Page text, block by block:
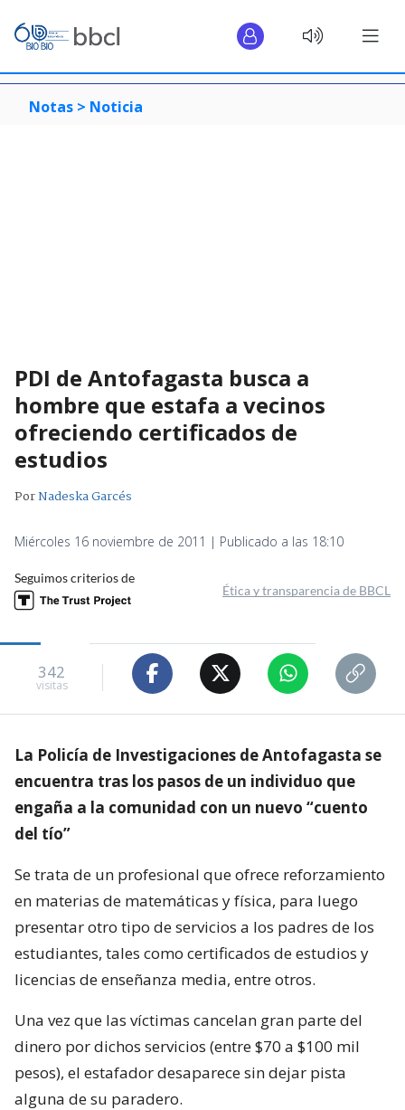
Notas > Noticia
PDI de Antofagasta busca a
hombre que estafa a vecinos
ofreciendo certificados de
estudios
PorNadeska Garcés
Miércoles 16 noviembre de 2011 | Publicado a las 18:10
Seguimos criterios de
Ética y transparencia de BBCL
342
visitas
La Policía de Investigaciones de Antofagasta se
encuentra tras los pasos de un individuo que
engaña a la comunidad con un nuevo “cuento
del tío”
Se trata de un profesional que ofrece reforzamiento
en materias de matemáticas y física, para luego
presentar otro tipo de servicios a los padres de los
estudiantes, tales como certificados de estudios y
licencias de enseñanza media, entre otros.
Una vez que las víctimas cancelan gran parte del
dinero por dichos servicios (entre $70 a $100 mil
pesos), el estafador desaparece sin dejar pista
alguna de su paradero.